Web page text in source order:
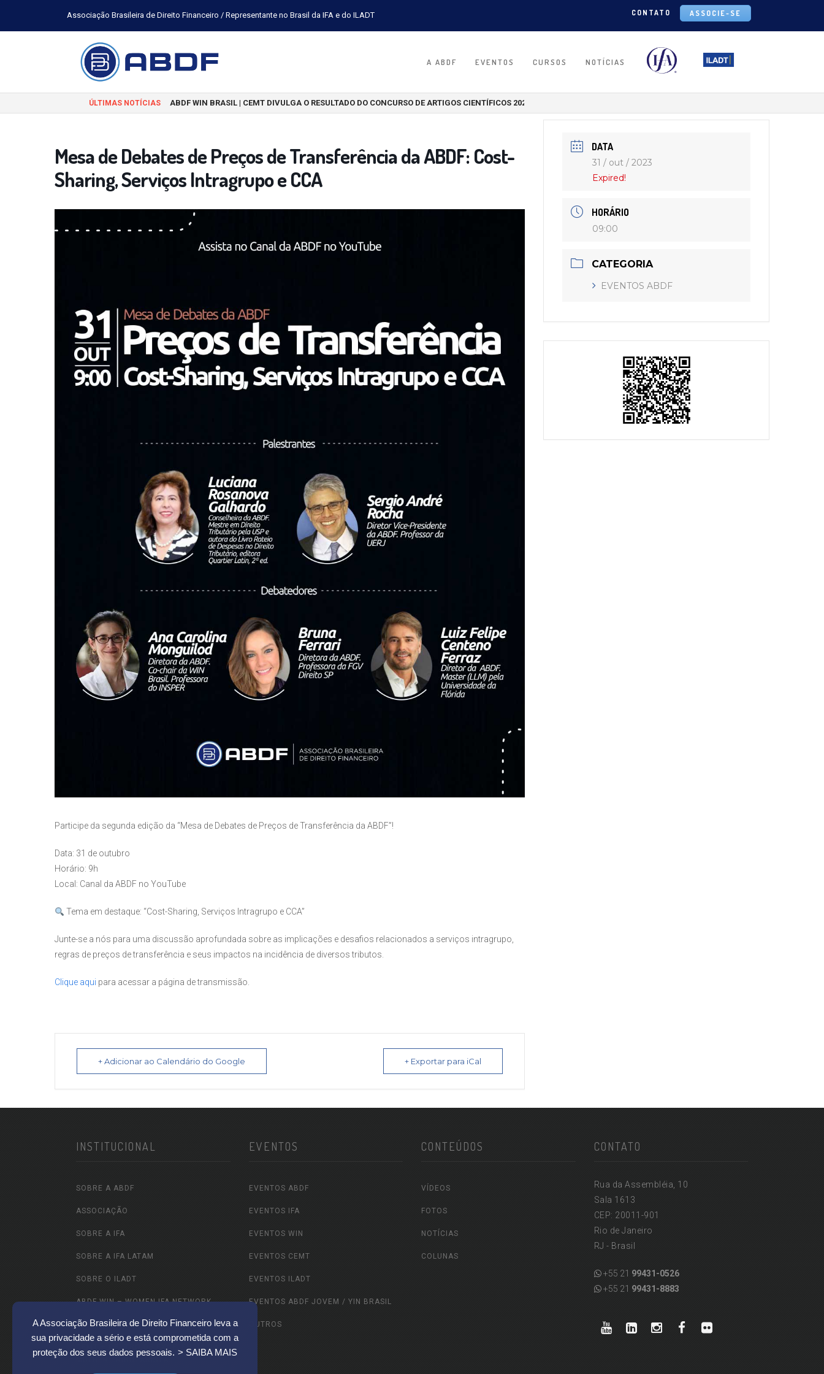
A Associação Brasileira de Direito Financeiro leva a
sua privacidade a sério e está comprometida com a
proteção dos seus dados pessoais. > SAIBA MAIS
Associação Brasileira de Direito Financeiro / Representante no Brasil da IFA e do ILADT CONTATO ASSOCIE-SE
A ABDF EVENTOS CURSOS NOTÍCIAS
ÚLTIMAS NOTÍCIAS ABDF WIN BRASIL | CEMT DIVULGA O RESULTADO DO CONCURSO DE ARTIGOS CIENTÍFICOS 2026
Mesa de Debates de Preços de Transferência da ABDF: Cost-
Sharing, Serviços Intragrupo e CCA
Participe da segunda edição da “Mesa de Debates de Preços de Transferência da ABDF”!
Data: 31 de outubro
Horário: 9h
Local: Canal da ABDF no YouTube
Tema em destaque: “Cost-Sharing, Serviços Intragrupo e CCA”
Junte-se a nós para uma discussão aprofundada sobre as implicações e desafios relacionados a serviços intragrupo,
regras de preços de transferência e seus impactos na incidência de diversos tributos.
Clique aqui para acessar a página de transmissão.
+ Adicionar ao Calendário do Google + Exportar para iCal
DATA
31 / out / 2023
Expired!
HORÁRIO
09:00
CATEGORIA
EVENTOS ABDF
INSTITUCIONAL
SOBRE A ABDF
ASSOCIAÇÃO
SOBRE A IFA
SOBRE A IFA LATAM
SOBRE O ILADT
ABDF WIN – WOMEN IFA NETWORK
ABDF JOVEM
CEMT – CENTRO DE EXCELÊNCIA DA
MULHER TRIBUTARISTA
EVENTOS
EVENTOS ABDF
EVENTOS IFA
EVENTOS WIN
EVENTOS CEMT
EVENTOS ILADT
EVENTOS ABDF JOVEM / YIN BRASIL
OUTROS
CONTEÚDOS
VÍDEOS
FOTOS
NOTÍCIAS
COLUNAS
CONTATO
Rua da Assembléia, 10
Sala 1613
CEP: 20011-901
Rio de Janeiro
RJ - Brasil
+55 21 99431-0526
+55 21 99431-8883